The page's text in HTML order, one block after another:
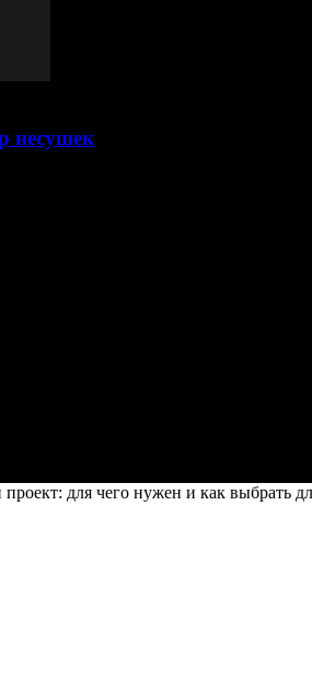
несушек
для чего нужен и как выбрать